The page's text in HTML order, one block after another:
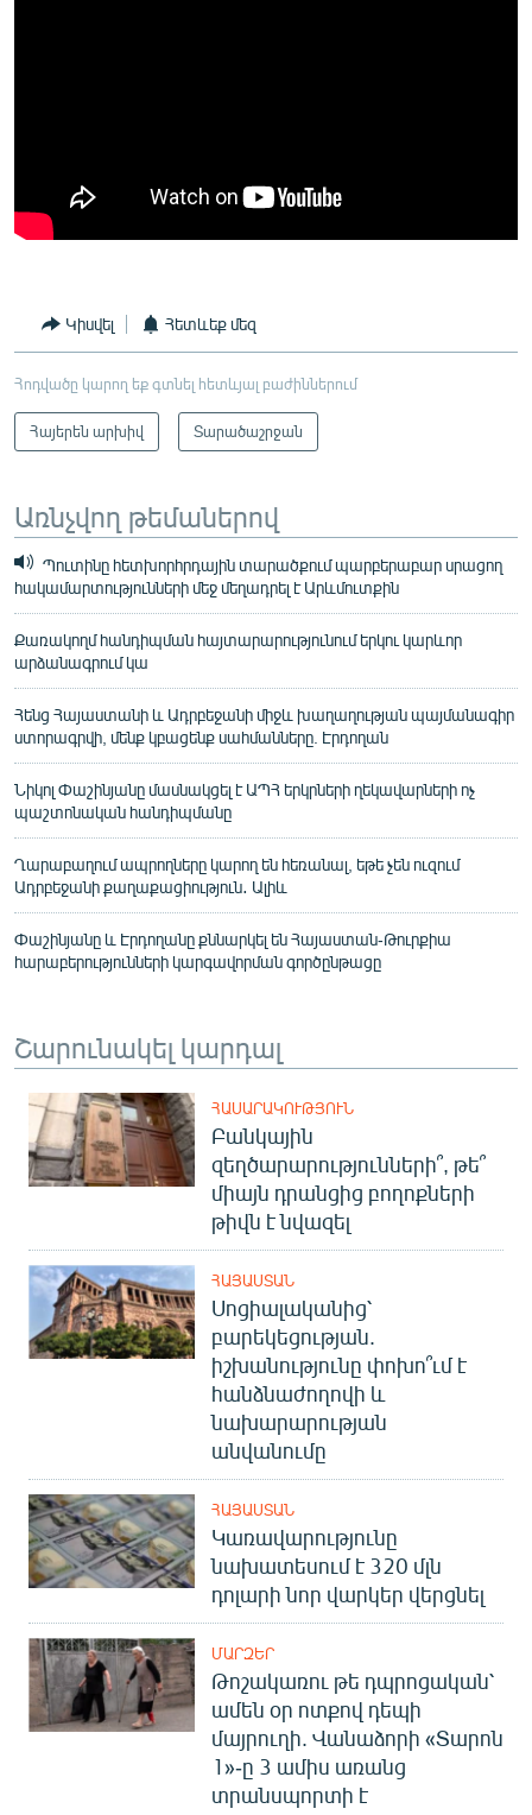
Կիսվել Հետևեք մեզ
Հոդվածը կարող եք գտնել հետևյալ բաժիններում
Հայերեն արխիվ Տարածաշրջան
Առնչվող թեմաներով
Պուտինը հետխորհրդային տարածքում պարբերաբար սրացող
հակամարտությունների մեջ մեղադրել է Արևմուտքին
Քառակողմ հանդիպման հայտարարությունում երկու կարևոր
արձանագրում կա
Հենց Հայաստանի և Ադրբեջանի միջև խաղաղության պայմանագիր
ստորագրվի, մենք կբացենք սահմանները. Էրդողան
Նիկոլ Փաշինյանը մասնակցել է ԱՊՀ երկրների ղեկավարների ոչ
պաշտոնական հանդիպմանը
Ղարաբաղում ապրողները կարող են հեռանալ, եթե չեն ուզում
Ադրբեջանի քաղաքացիություն․ Ալիև
Փաշինյանը և Էրդողանը քննարկել են Հայաստան-Թուրքիա
հարաբերությունների կարգավորման գործընթացը
Շարունակել կարդալ
ՀԱՍԱՐԱԿՈՒԹՅՈՒՆ
Բանկային
զեղծարարությունների՞, թե՞
միայն դրանցից բողոքների
թիվն է նվազել
ՀԱՅԱՍՏԱՆ
Սոցիալականից՝
բարեկեցության.
իշխանությունը փոխո՞ւմ է
հանձնաժողովի և
նախարարության
անվանումը
ՀԱՅԱՍՏԱՆ
Կառավարությունը
նախատեսում է 320 մլն
դոլարի նոր վարկեր վերցնել
ՄԱՐԶԵՐ
Թոշակառու թե դպրոցական՝
ամեն օր ոտքով դեպի
մայրուղի. Վանաձորի «Տարոն
1»-ը 3 ամիս առանց
տրանսպորտի է